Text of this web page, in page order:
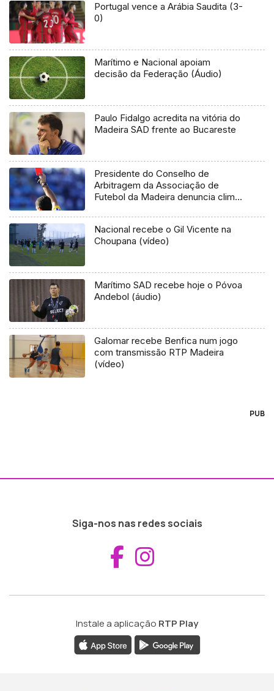
Portugal vence a Arábia Saudita (3-
0)
Marítimo e Nacional apoiam
decisão da Federação (Áudio)
Paulo Fidalgo acredita na vitória do
Madeira SAD frente ao Bucareste
Presidente do Conselho de
Arbitragem da Associação de
Futebol da Madeira denuncia clima
Nacional recebe o Gil Vicente na
Choupana (vídeo)
Marítimo SAD recebe hoje o Póvoa
Andebol (áudio)
Galomar recebe Benfica num jogo
com transmissão RTP Madeira
(vídeo)
PUB
Siga-nos nas redes sociais
Aceder ao
Instale a aplicação RTP Play